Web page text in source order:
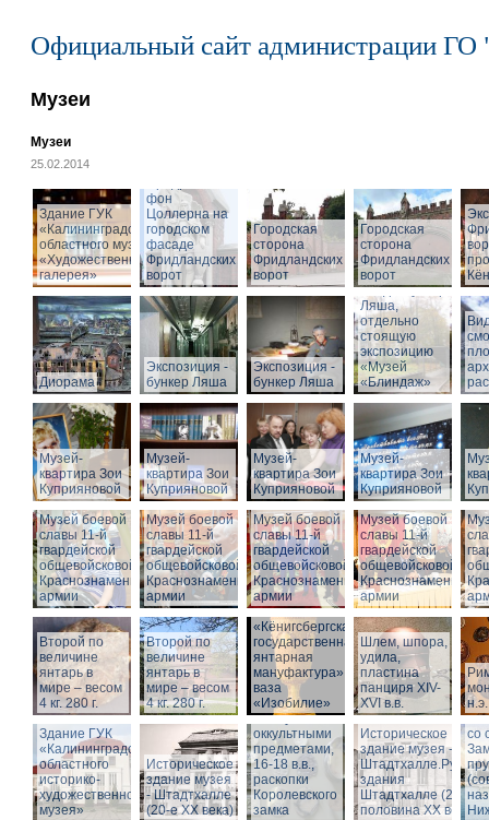
Официальный сайт администрации ГО
Музеи
Музеи
25.02.2014
Здание ГУК
«Калининградского
областного музея
«Художественная
галерея»
фон
Цоллерна на
городском
фасаде
Фридландских
ворот
Городская
сторона
Фридландских
ворот
Городская
сторона
Фридландских
ворот
Диорама
Экспозиция -
бункер Ляша
Экспозиция -
бункер Ляша
Вход в бункер
Ляша,
отдельно
стоящую
экспозицию
«Музей
«Блиндаж»
Музей-
квартира Зои
Куприяновой
Музей-
квартира Зои
Куприяновой
Музей-
квартира Зои
Куприяновой
Музей-
квартира Зои
Куприяновой
Музей боевой
славы 11-й
гвардейской
общевойсковой
Краснознаменной
армии
Музей боевой
славы 11-й
гвардейской
общевойсковой
Краснознаменной
армии
Музей боевой
славы 11-й
гвардейской
общевойсковой
Краснознаменной
армии
Музей боевой
славы 11-й
гвардейской
общевойсковой
Краснознаменной
армии
Второй по
величине
янтарь в
мире – весом
4 кг. 280 г.
Второй по
величине
янтарь в
мире – весом
4 кг. 280 г.
«Кёнигсбергская
государственная
янтарная
мануфактура» -
ваза
«Изобилие»
Шлем, шпора,
удила,
пластина
панциря XIV-
XVI в.в.
Здание ГУК
«Калининградского
областного
историко-
художественного
музея»
Историческое
здание музея
- Штадтхалле
(20-е XX века)
Шкатулка с
оккультными
предметами,
16-18 в.в.,
раскопки
Королевского
замка
Историческое
здание музея -
Штадтхалле.Руины
здания
Штадтхалле (2-я
половина ХХ века)
-
со